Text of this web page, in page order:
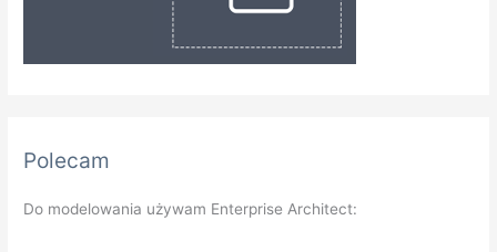
Polecam
Do modelowania używam Enterprise Architect: